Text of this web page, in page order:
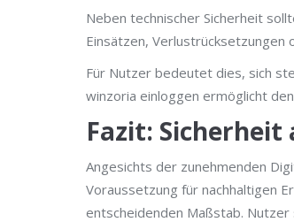
Neben technischer Sicherheit
Einsätzen, Verlustrücksetzungen
Für Nutzer bedeutet dies, sich
winzoria einloggen ermöglicht
Fazit:
Angesichts der zunehmenden
Voraussetzung für nachhaltigen
entscheidenden Maßstab.